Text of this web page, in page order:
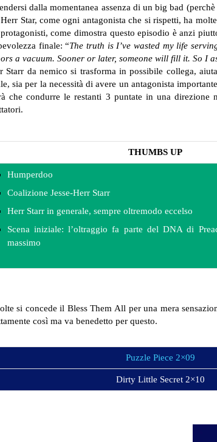
dalla momentanea assenza di un big bad
Star, come ogni antagonista che si rispetti, ha
come dimostra questo episodio è anzi
finale: “The truth is I’ve wasted my life
a vacuum. Sooner or later, someone will fill it. So I
Starr da nemico si trasforma in possibile collega,
sia per la necessità di avere un antagonista
che condurre le restanti 3 puntate in una
THUMBS UP
Humperdoo
Coalizione Jesse-Herr Starr
Herr Starr in generale, sempre oltremodo eccelso
Scena iniziale: l’oltraggio fa parte del DNA di
massimo
si concede il Bless Them All per una mera
così ma va benedetto per questo.
Puzzle Piece 2×09
Dirty Little Secret 2×10